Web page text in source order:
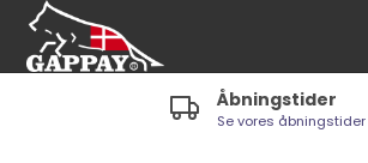
Åbningstider
Se vores åbningstider